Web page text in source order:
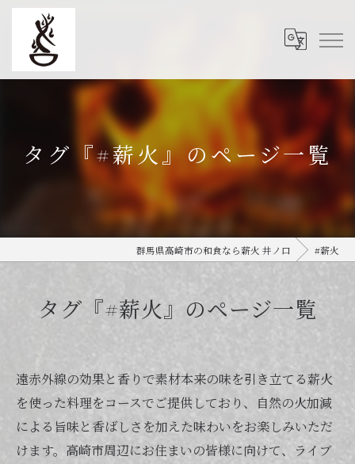
タグ『#薪火』のページ一覧
群馬県高崎市の和食なら薪火 井ノ口 #薪火
タグ『#薪火』のページ一覧
遠赤外線の効果と香りで素材本来の味を引き立てる薪火
を使った料理をコースでご提供しており、自然の火加減
による旨味と香ばしさを加えた味わいをお楽しみいただ
けます。高崎市周辺にお住まいの皆様に向けて、ライブ